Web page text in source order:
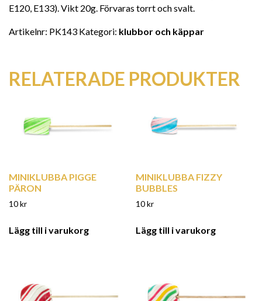
E120, E133). Vikt 20g. Förvaras torrt och svalt.
Artikelnr: PK143 Kategori: klubbor och käppar
RELATERADE PRODUKTER
MINIKLUBBA PIGGE
PÄRON
10kr
Lägg till i varukorg
MINIKLUBBA FIZZY
BUBBLES
10kr
Lägg till i varukorg